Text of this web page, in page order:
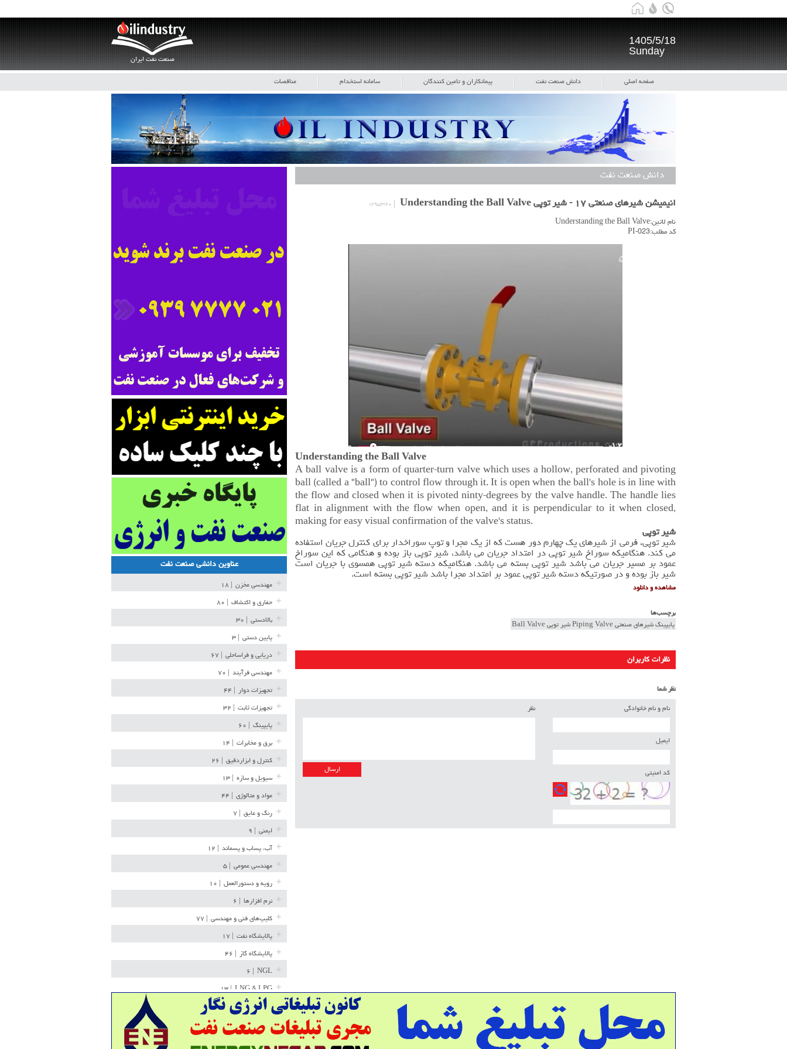
صنعت نفت ایران
1405/5/18
Sunday
صفحه اصلی دانش صنعت نفت پیمانکاران و تامین کنندگان سامانه استخدام مناقصات
دانش صنعت نفت
انیمیشن شیرهای صنعتی ۱۷ - شیر توپی Understanding the Ball Valve ۱۳۹۵/۳/۲۰
نام لاتین:Understanding the Ball Valve
کد مطلب:PI-023
Understanding the Ball Valve
A ball valve is a form of quarter-turn valve which uses a hollow, perforated and pivoting
ball (called a "ball") to control flow through it. It is open when the ball's hole is in line with
the flow and closed when it is pivoted ninty-degrees by the valve handle. The handle lies
flat in alignment with the flow when open, and it is perpendicular to it when closed,
making for easy visual confirmation of the valve's status.
شیر توپی
شیر توپی، فرمی از شیرهای یک چهارم دور هست که از یک مجرا و توپ سوراخدار برای کنترل جریان استفاده
می کند. هنگامیکه سوراخ شیر توپی در امتداد جریان می باشد، شیر توپی باز بوده و هنگامی که این سوراخ
عمود بر مسیر جریان می باشد شیر توپی بسته می باشد. هنگامیکه دسته شیر توپی همسوی با جریان است
شیر باز بوده و در صورتیکه دسته شیر توپی عمود بر امتداد مجرا باشد شیر توپی بسته است.
مشاهده و دانلود
برچسب‌ها
پایپینگ شیرهای صنعتی Piping Valve شیر توپی Ball Valve
نظرات کاربران
نظر شما
نام و نام خانوادگی
ایمیل
کد امنیتی
نظر
عناوین دانشی صنعت نفت
مهندسی مخزن
حفاری و اکتشاف
بالادستی
پایین دستی
دریایی و فراساحلی
مهندسی فرآیند
تجهیزات دوار
تجهیزات ثابت
پایپینگ
برق و مخابرات
کنترل و ابزاردقیق
سیویل و سازه
مواد و متالوژی
رنگ و عایق
ایمنی
آب، پساب و پسماند
مهندسی عمومی
رویه و دستورالعمل
نرم افزارها
کلیپ‌های فنی و مهندسی
پالایشگاه نفت
پالایشگاه گاز
NGL
LNG & LPG | ۱۳
خط لوله | ۳۶
مخازن ذخیره